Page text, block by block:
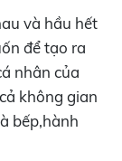
và hầu hết
để tạo ra
nhân của
không gian
bếp,hành